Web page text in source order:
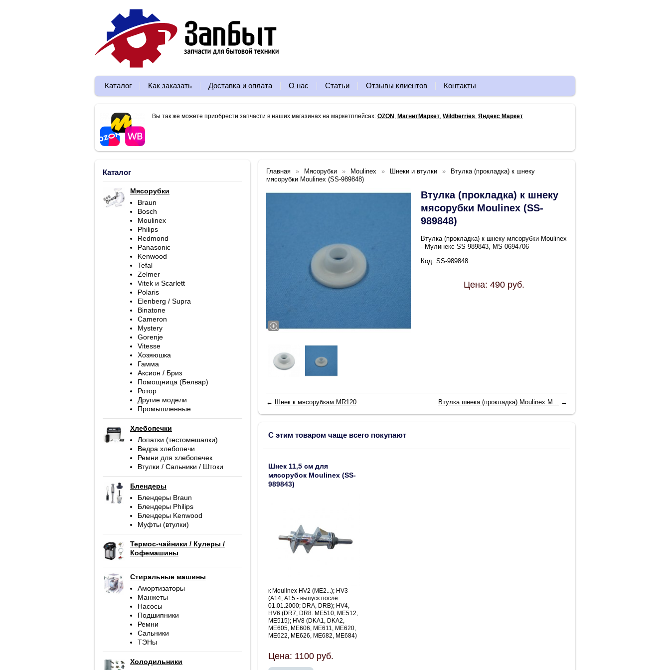
Каталог Как заказать Доставка и оплата О нас Статьи Отзывы клиентов Контакты
Вы так же можете приобрести запчасти в наших магазинах на маркетплейсах: OZON МагнитМаркет Wildberries Яндекс Маркет
Каталог
Мясорубки
Braun
Bosch
Moulinex
Philips
Redmond
Panasonic
Kenwood
Tefal
Zelmer
Vitek и Scarlett
Polaris
Elenberg / Supra
Binatone
Cameron
Mystery
Gorenje
Vitesse
Хозяюшка
Гамма
Аксион / Бриз
Помощница (Белвар)
Ротор
Другие модели
Промышленные
Хлебопечки
Лопатки (тестомешалки)
Ведра хлебопечи
Ремни для хлебопечек
Втулки / Сальники / Штоки
Блендеры
Блендеры Braun
Блендеры Philips
Блендеры Kenwood
Муфты (втулки)
Термос-чайники / Кулеры /
Кофемашины
Стиральные машины
Амортизаторы
Манжеты
Насосы
Подшипники
Ремни
Сальники
ТЭНы
Холодильники
Главная Мясорубки Moulinex Шнеки и втулки
Втулка (прокладка) к шнеку
мясорубки Moulinex (SS-989848)
Втулка (прокладка) к шнеку
мясорубки Moulinex (SS-
989848)
Втулка (прокладка) к шнеку мясорубки Moulinex
- Мулинекс SS-989843, MS-0694706
Код: SS-989848
Цена: 490 руб.
← Шнек к мясорубкам MR120 Втулка шнека (прокладка) Moulinex M... →
С этим товаром чаще всего покупают
Шнек 11,5 см для
мясорубок Moulinex (SS-
989843)
к Moulinex HV2 (ME2...); HV3
(А14, А15 - выпуск после
01.01.2000; DRA, DRB); HV4,
HV6 (DR7, DR8. ME510, ME512,
ME515); HV8 (DKA1, DKA2,
ME605, ME606, ME611, ME620,
ME622, ME626, ME682, ME684)
Цена: 1100 руб.